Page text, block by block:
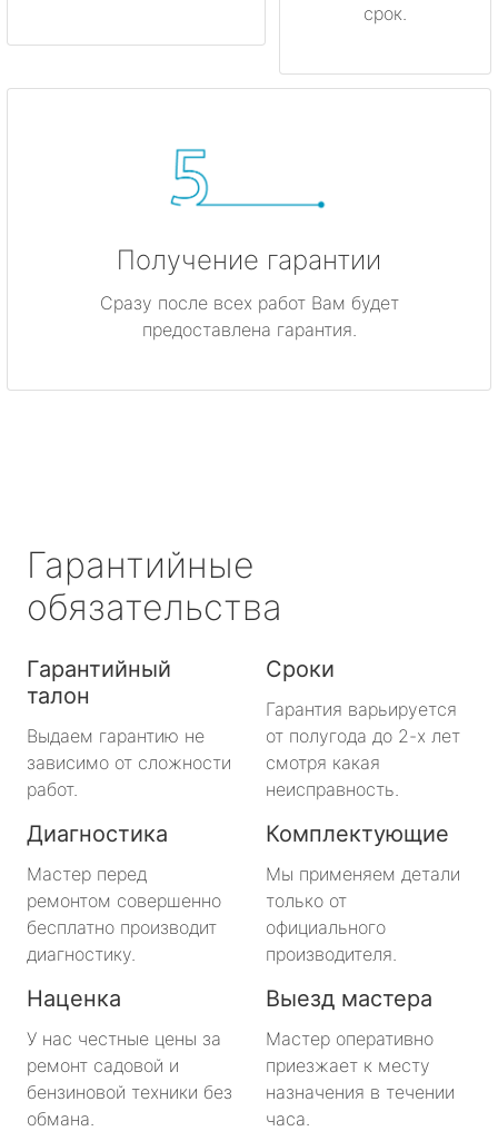
срок.
Получение гарантии
Сразу после всех работ Вам будет
предоставлена гарантия.
Гарантийные
обязательства
Гарантийный
талон
Выдаем гарантию не
зависимо от сложности
работ.
Сроки
Гарантия варьируется
от полугода до 2-х лет
смотря какая
неисправность.
Диагностика
Мастер перед
ремонтом совершенно
бесплатно производит
диагностику.
Комплектующие
Мы применяем детали
только от
официального
производителя.
Наценка
У нас честные цены за
ремонт садовой и
бензиновой техники без
обмана.
Выезд мастера
Мастер оперативно
приезжает к месту
назначения в течении
часа.